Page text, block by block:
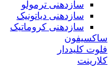
سازدهنی ترمولو
سازدهنی دیاتونیک
سازدهنی کروماتیک
ساکسیفون
فلوت کلیددار
کلارینت